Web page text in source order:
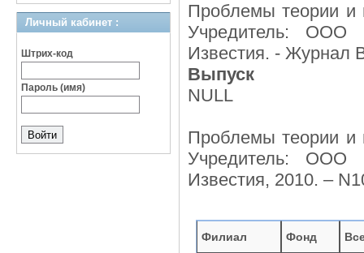
Личный кабинет :
Штрих-код
Пароль (имя)
Проблемы теории и
Учредитель: ООО
Известия. - Журнал
Выпуск
NULL
Проблемы теории и
Учредитель: ООО
Известия, 2010. –
Филиал Фонд